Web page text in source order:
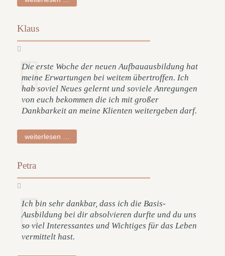
Klaus
Die erste Woche der neuen Aufbauausbildung hat
meine Erwartungen bei weitem übertroffen. Ich
hab soviel Neues gelernt und soviele Anregungen
von euch bekommen die ich mit großer
Dankbarkeit an meine Klienten weitergeben darf.
weiterlesen …
Petra
Ich bin sehr dankbar, dass ich die Basis-
Ausbildung bei dir absolvieren durfte und du uns
so viel Interessantes und Wichtiges für das Leben
vermittelt hast.